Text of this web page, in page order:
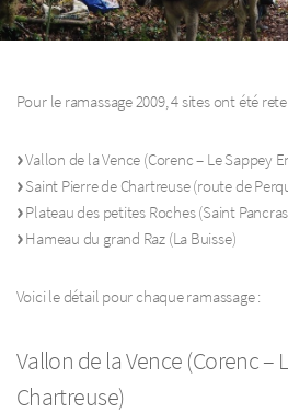
Pour le ramassage 2009, 4 sites ont été
Vallon de la Vence (Corenc – Le Sappey
Saint Pierre de Chartreuse (route de
Plateau des petites Roches (Saint
Hameau du grand Raz (La Buisse)
Voici le détail pour chaque ramassage :
Vallon de la Vence (Corenc –
Chartreuse)